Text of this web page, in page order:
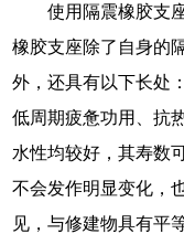
使用隔震橡胶支
橡胶支座除了自身的
外，还具有以下长处
低周期疲惫功用、抗
水性均较好，其寿数
不会发作明显变化，
见，与修建物具有平